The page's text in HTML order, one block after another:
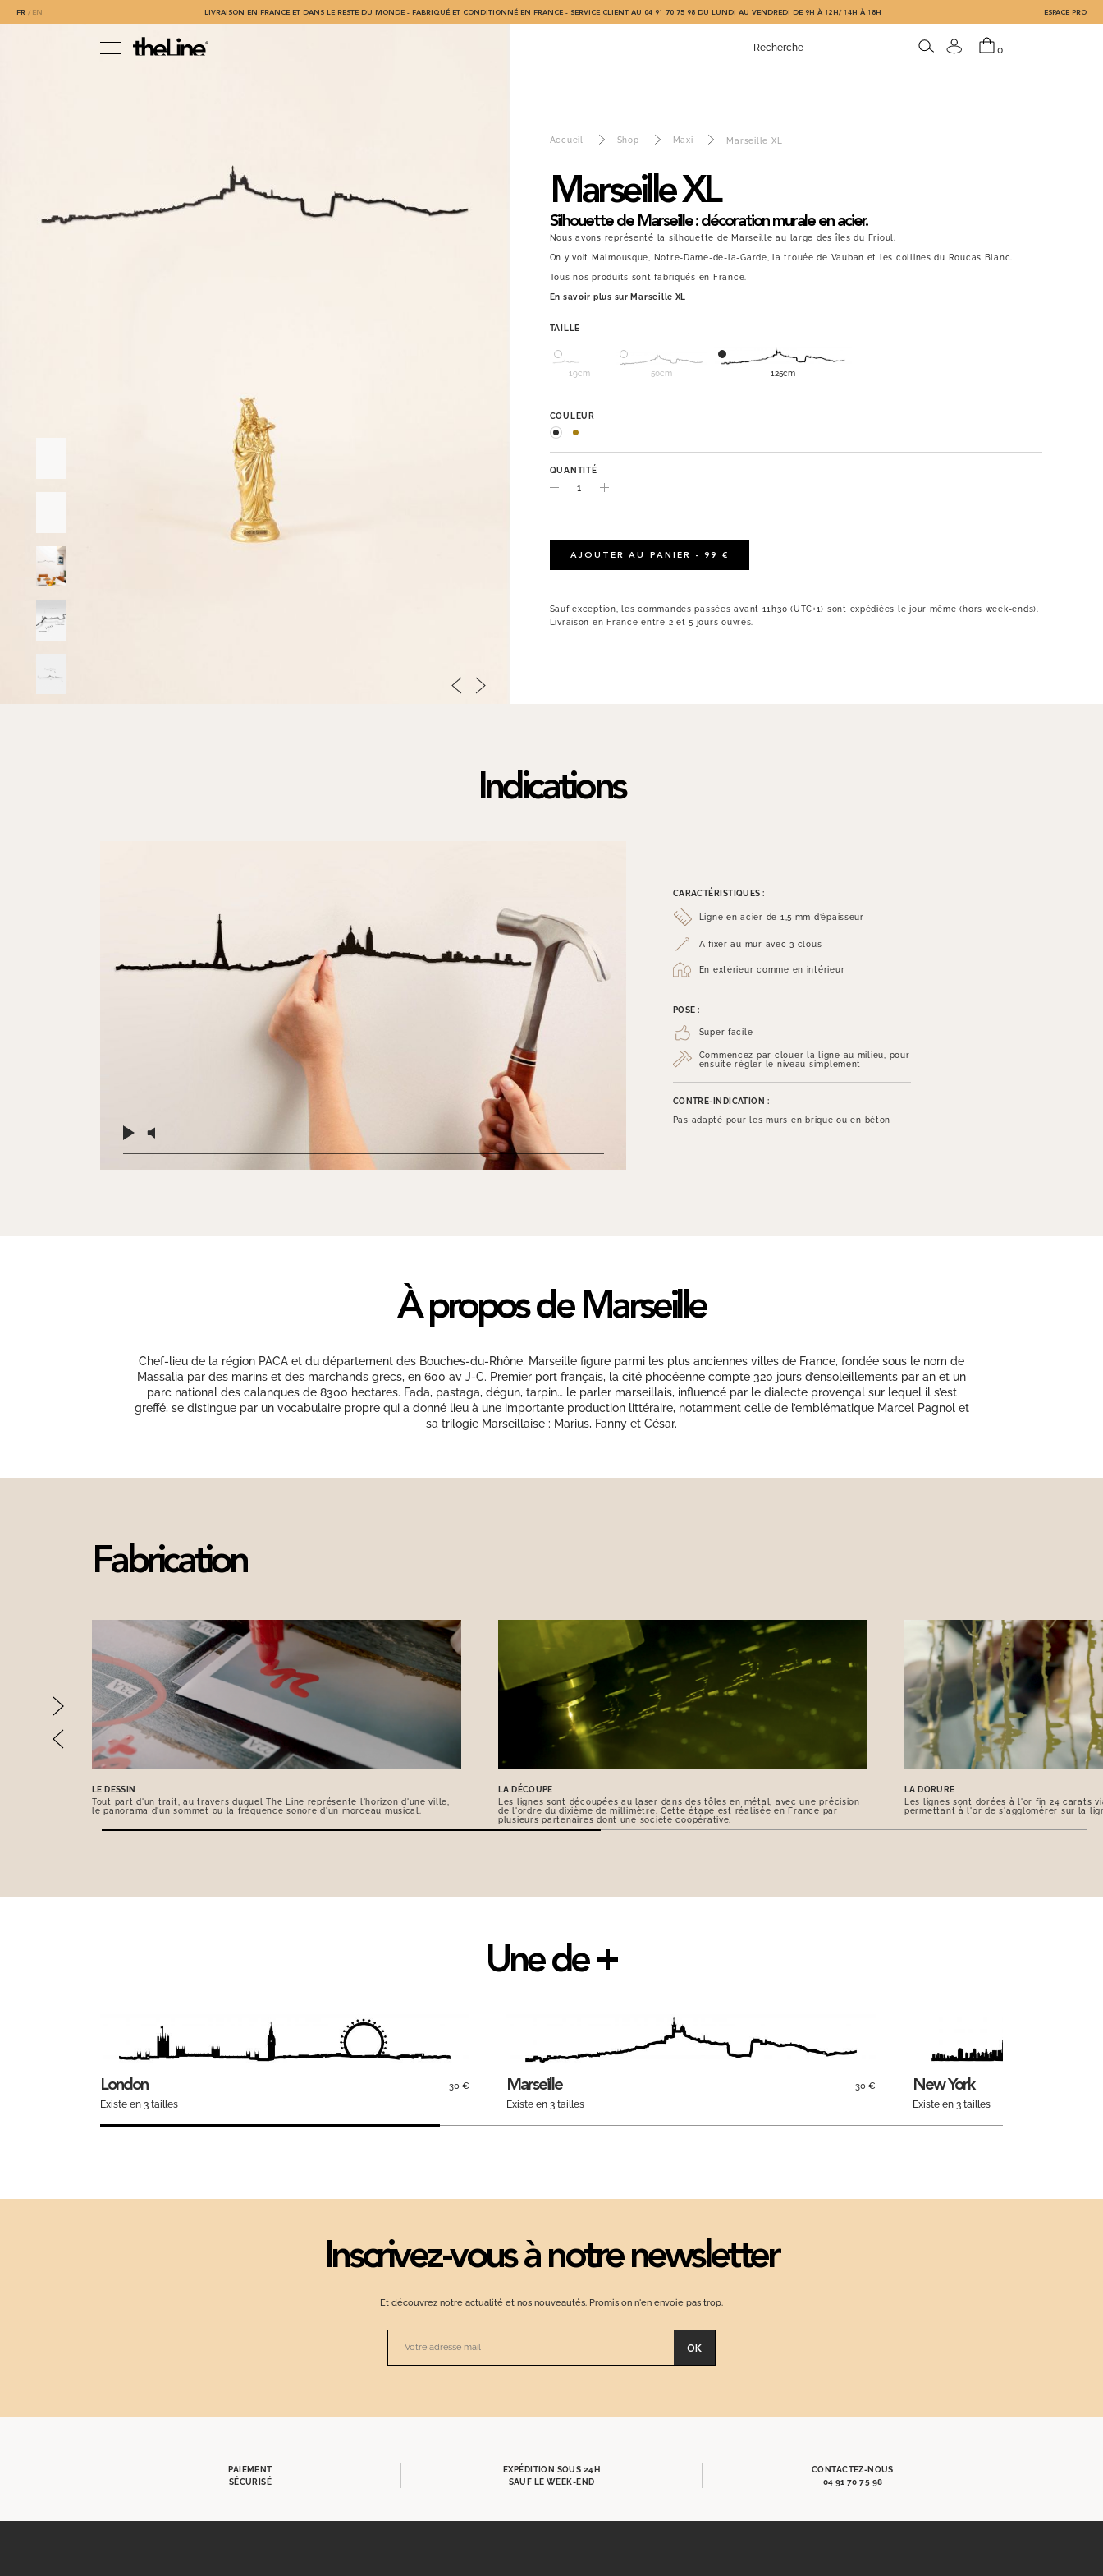
FR EN LIVRAISON EN FRANCE ET DANS LE RESTE DU MONDE - FABRIQUÉ ET CONDITIONNÉ EN FRANCE - SERVICE CLIENT AU 04 91 70 75 98 DU LUNDI AU VENDREDI DE 9H À 12H/ 14H À 18H ESPACE PRO
Recherche 0
Accueil Shop Maxi Marseille XL
Marseille XL
Silhouette de Marseille : décoration murale en acier.
Nous avons représenté la silhouette de Marseille au large des îles du Frioul.
On y voit Malmousque, Notre-Dame-de-la-Garde, la trouée de Vauban et les collines du Roucas Blanc.
Tous nos produits sont fabriqués en France.
En savoir plus sur Marseille XL
TAILLE
19cm 50cm 125cm
COULEUR
QUANTITÉ
AJOUTER AU PANIER - 99 €
Sauf exception, les commandes passées avant 11h30 (UTC+1) sont expédiées le jour même (hors week-ends).
Livraison en France entre 2 et 5 jours ouvrés.
Indications
CARACTÉRISTIQUES :
Ligne en acier de 1,5 mm d’épaisseur
A fixer au mur avec 3 clous
En extérieur comme en intérieur
POSE :
Super facile
Commencez par clouer la ligne au milieu, pour
ensuite régler le niveau simplement
CONTRE-INDICATION :
Pas adapté pour les murs en brique ou en béton
À propos de Marseille
Chef-lieu de la région PACA et du département des Bouches-du-Rhône, Marseille figure parmi les plus anciennes villes de France, fondée sous le nom de
Massalia par des marins et des marchands grecs, en 600 av J-C. Premier port français, la cité phocéenne compte 320 jours d’ensoleillements par an et un
parc national des calanques de 8300 hectares. Fada, pastaga, dégun, tarpin… le parler marseillais, influencé par le dialecte provençal sur lequel il s’est
greffé, se distingue par un vocabulaire propre qui a donné lieu à une importante production littéraire, notamment celle de l’emblématique Marcel Pagnol et
sa trilogie Marseillaise : Marius, Fanny et César.
Fabrication
LE DESSIN
Tout part d'un trait, au travers duquel The Line représente l'horizon d'une ville,
le panorama d'un sommet ou la fréquence sonore d'un morceau musical.
LA DÉCOUPE
Les lignes sont découpées au laser dans des tôles en métal, avec une précision
de l'ordre du dixième de millimètre. Cette étape est réalisée en France par
plusieurs partenaires dont une société coopérative.
LA DORURE
Les lignes sont dorées à l'or fin 24 carats
permettant à l'or de s'agglomérer sur la
Une de +
London 30 €
Existe en 3 tailles
Marseille 30 €
Existe en 3 tailles
New York
Existe en 3 tailles
Inscrivez-vous à notre newsletter
Et découvrez notre actualité et nos nouveautés. Promis on n'en envoie pas trop.
OK
PAIEMENT
SÉCURISÉ
EXPÉDITION SOUS 24H
SAUF LE WEEK-END
CONTACTEZ-NOUS
04 91 70 75 98